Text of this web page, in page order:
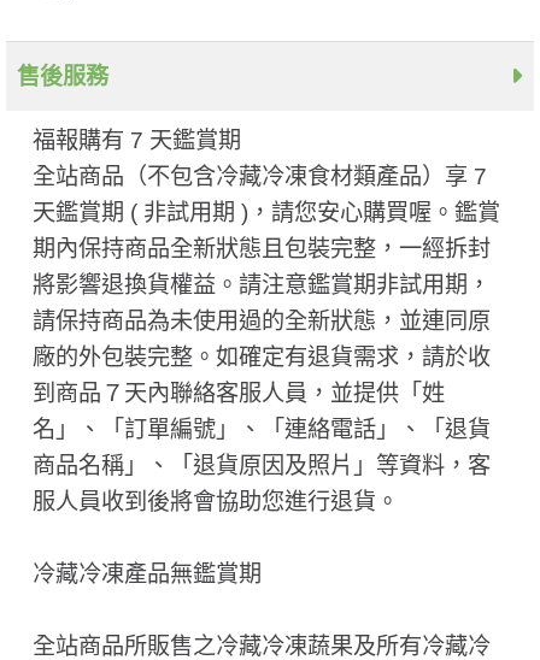
售後服務
福報購有 7 天鑑賞期
全站商品（不包含冷藏冷凍食材類產品）享 7
天鑑賞期 ( 非試用期 ​)，請您安心購買喔。鑑賞
期內保持商品全新狀態且包裝完整，一經拆封
將影響退換貨權益。請注意鑑賞期非試用期，
請保持商品為未使用過的全新狀態，並連同原
廠的外包裝完整。如確定有退貨需求，請於收
到商品７天內聯絡客服人員，並提供「姓
名」、「訂單編號」、「連絡電話」、「退貨
商品名稱」、「退貨原因及照片」等資料，客
服人員收到後將會協助您進行退貨。
冷藏冷凍產品無鑑賞期
全站商品所販售之冷藏冷凍蔬果及所有冷藏冷